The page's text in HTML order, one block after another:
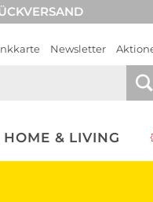
Newsletter
HOME & LIVING